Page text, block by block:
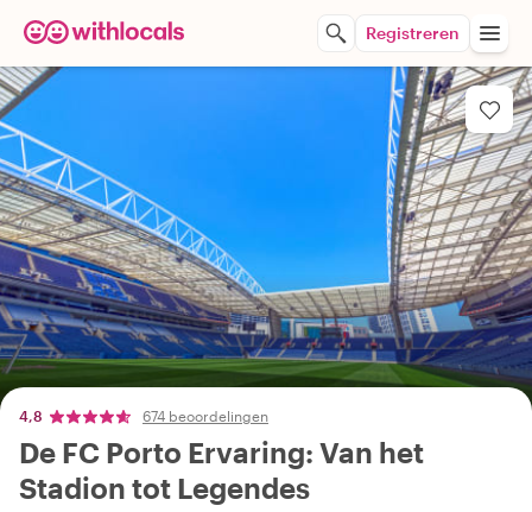
Registreren
4,8 674 beoordelingen
De FC Porto Ervaring: Van het
Stadion tot Legendes